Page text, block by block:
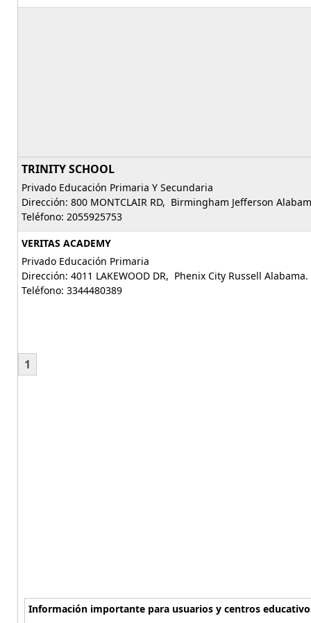
TRINITY SCHOOL
Privado Educación Primaria Y Secundaria
Dirección: 800 MONTCLAIR RD, Birmingham Jefferson
Teléfono: 2055925753
VERITAS ACADEMY
Privado Educación Primaria
Dirección: 4011 LAKEWOOD DR, Phenix City Russell Alabama.
Teléfono: 3344480389
1
Información importante para usuarios y centros